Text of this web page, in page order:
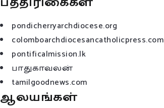
pondicherryarchdiocese.org
colomboarchdiocesancatholicpress.com
pontificalmission.lk
பாதுகாவலன்
tamilgoodnews.com
ஆலயங்கள்